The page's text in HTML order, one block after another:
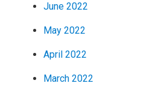
June 2022
May 2022
April 2022
March 2022